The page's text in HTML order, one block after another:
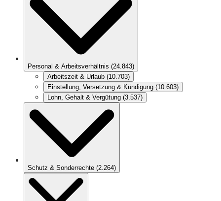
Personal & Arbeitsverhältnis (24.843)
Arbeitszeit & Urlaub (10.703)
Einstellung, Versetzung & Kündigung (10.603)
Lohn, Gehalt & Vergütung (3.537)
Schutz & Sonderrechte (2.264)